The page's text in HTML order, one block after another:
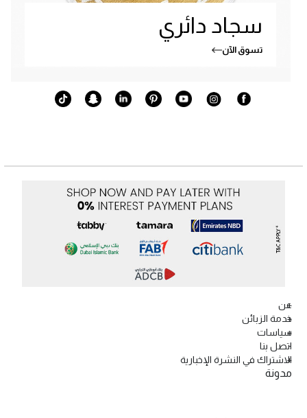
سجاد دائري
تسوق الآن
عن
خدمة الزبائن
سياسات
اتصل بنا
الاشتراك في النشرة الإخبارية
مدونة